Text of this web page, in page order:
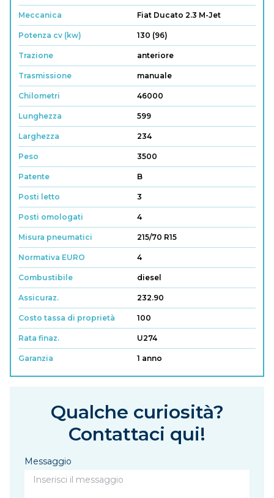
Meccanica Fiat Ducato 2.3 M-Jet
Potenza cv (kw) 130 (96)
Trazione anteriore
Trasmissione manuale
Chilometri 46000
Lunghezza 599
Larghezza 234
Peso 3500
Patente B
Posti letto 3
Posti omologati 4
Misura pneumatici 215/70 R15
Normativa EURO 4
Combustibile diesel
Assicuraz. 232.90
Costo tassa di proprietà 100
Rata finaz. U274
Garanzia 1 anno
Qualche curiosità?
Contattaci qui!
Messaggio